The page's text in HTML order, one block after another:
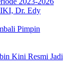
Pimpin
Kini Resmi Jadi